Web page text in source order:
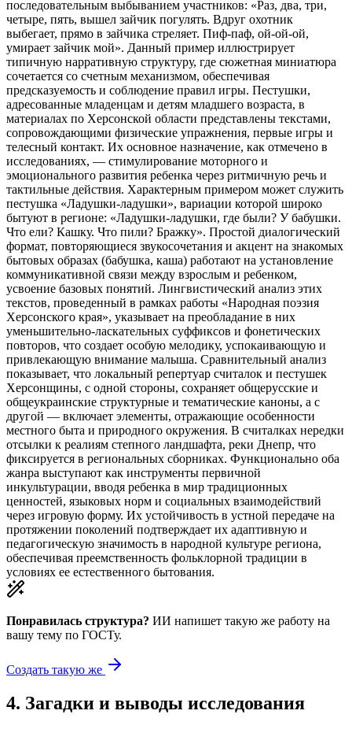
последовательным выбыванием участников: «Раз, два, три,
четыре, пять, вышел зайчик погулять. Вдруг охотник
выбегает, прямо в зайчика стреляет. Пиф-паф, ой-ой-ой,
умирает зайчик мой». Данный пример иллюстрирует
типичную нарративную структуру, где сюжетная миниатюра
сочетается со счетным механизмом, обеспечивая
предсказуемость и соблюдение правил игры. Пестушки,
адресованные младенцам и детям младшего возраста, в
материалах по Херсонской области представлены текстами,
сопровождающими физические упражнения, первые игры и
телесный контакт. Их основное назначение, как отмечено в
исследованиях, — стимулирование моторного и
эмоционального развития ребенка через ритмичную речь и
тактильные действия. Характерным примером может служить
пестушка «Ладушки-ладушки», вариации которой широко
бытуют в регионе: «Ладушки-ладушки, где были? У бабушки.
Что ели? Кашку. Что пили? Бражку». Простой диалогический
формат, повторяющиеся звукосочетания и акцент на знакомых
бытовых образах (бабушка, каша) работают на установление
коммуникативной связи между взрослым и ребенком,
усвоение базовых понятий. Лингвистический анализ этих
текстов, проведенный в рамках работы «Народная поэзия
Херсонского края», указывает на преобладание в них
уменьшительно-ласкательных суффиксов и фонетических
повторов, что создает особую мелодику, успокаивающую и
привлекающую внимание малыша. Сравнительный анализ
показывает, что локальный репертуар считалок и пестушек
Херсонщины, с одной стороны, сохраняет общерусские и
общеукраинские структурные и тематические каноны, а с
другой — включает элементы, отражающие особенности
местного быта и природного окружения. В считалках нередки
отсылки к реалиям степного ландшафта, реки Днепр, что
фиксируется в региональных сборниках. Функционально оба
жанра выступают как инструменты первичной
инкультурации, вводя ребенка в мир традиционных
ценностей, языковых норм и социальных взаимодействий
через игровую форму. Их устойчивость в устной передаче на
протяжении поколений подтверждает их адаптивную и
педагогическую значимость в народной культуре региона,
обеспечивая преемственность фольклорной традиции в
условиях ее естественного бытования.
Понравилась структура? ИИ напишет такую же работу на
вашу тему по ГОСТу.
Создать такую же
4. Загадки и выводы исследования